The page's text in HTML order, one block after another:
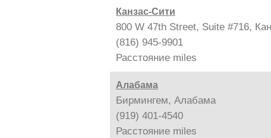
Канзас-Сити
800 W 47th Street, Suite #716,
(816) 945-9901
Расстояние miles
Алабама
Бирмингем, Алабама
(919) 401-4540
Расстояние miles